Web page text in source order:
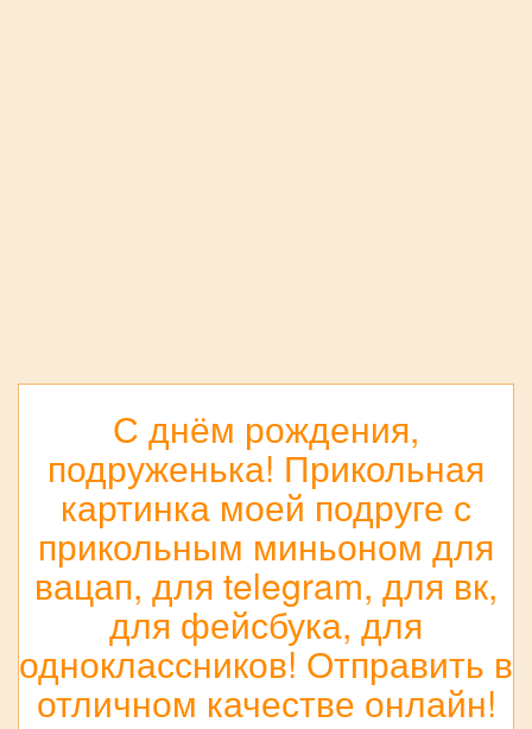
С днём рождения,
подруженька! Прикольная
картинка моей подруге с
прикольным миньоном для
вацап, для telegram, для вк,
для фейсбука, для
одноклассников! Отправить в
отличном качестве онлайн!